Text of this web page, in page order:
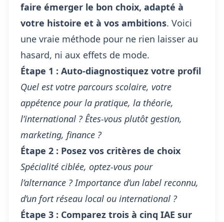
faire émerger le bon choix, adapté à
votre histoire et à vos ambitions. Voici
une vraie méthode pour ne rien laisser au
hasard, ni aux effets de mode.
Étape 1 : Auto-diagnostiquez votre profil
Quel est votre parcours scolaire, votre
appétence pour la pratique, la théorie,
l’international ? Êtes-vous plutôt gestion,
marketing, finance ?
Étape 2 : Posez vos critères de choix
Spécialité ciblée, optez-vous pour
l’alternance ? Importance d’un label reconnu,
d’un fort réseau local ou international ?
Étape 3 : Comparez trois à cinq IAE sur